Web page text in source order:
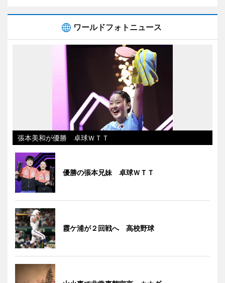
ワールドフォトニュース
張本美和が優勝 卓球ＷＴＴ
優勝の張本兄妹 卓球ＷＴＴ
霞ケ浦が２回戦へ 高校野球